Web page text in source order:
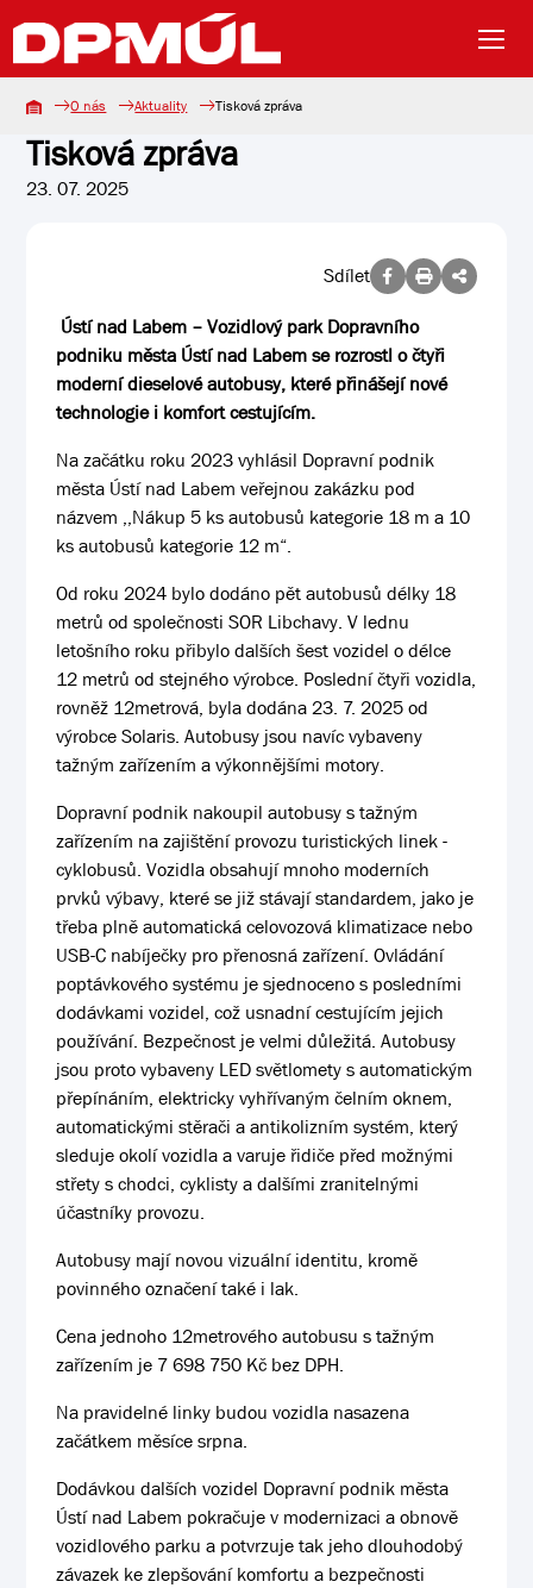
O nás Aktuality Tisková zpráva
Tisková zpráva
23. 07. 2025
Sdílet
Ústí nad Labem – Vozidlový park Dopravního
podniku města Ústí nad Labem se rozrostl o čtyři
moderní dieselové autobusy, které přinášejí nové
technologie i komfort cestujícím.
Na začátku roku 2023 vyhlásil Dopravní podnik
města Ústí nad Labem veřejnou zakázku pod
názvem ,,Nákup 5 ks autobusů kategorie 18 m a 10
ks autobusů kategorie 12 m“.
Od roku 2024 bylo dodáno pět autobusů délky 18
metrů od společnosti SOR Libchavy. V lednu
letošního roku přibylo dalších šest vozidel o délce
12 metrů od stejného výrobce. Poslední čtyři vozidla,
rovněž 12metrová, byla dodána 23. 7. 2025 od
výrobce Solaris. Autobusy jsou navíc vybaveny
tažným zařízením a výkonnějšími motory.
Dopravní podnik nakoupil autobusy s tažným
zařízením na zajištění provozu turistických linek -
cyklobusů. Vozidla obsahují mnoho moderních
prvků výbavy, které se již stávají standardem, jako je
třeba plně automatická celovozová klimatizace nebo
USB-C nabíječky pro přenosná zařízení. Ovládání
poptávkového systému je sjednoceno s posledními
dodávkami vozidel, což usnadní cestujícím jejich
používání. Bezpečnost je velmi důležitá. Autobusy
jsou proto vybaveny LED světlomety s automatickým
přepínáním, elektricky vyhřívaným čelním oknem,
automatickými stěrači a antikolizním systém, který
sleduje okolí vozidla a varuje řidiče před možnými
střety s chodci, cyklisty a dalšími zranitelnými
účastníky provozu.
Autobusy mají novou vizuální identitu, kromě
povinného označení také i lak.
Cena jednoho 12metrového autobusu s tažným
zařízením je 7 698 750 Kč bez DPH.
Na pravidelné linky budou vozidla nasazena
začátkem měsíce srpna.
Dodávkou dalších vozidel Dopravní podnik města
Ústí nad Labem pokračuje v modernizaci a obnově
vozidlového parku a potvrzuje tak jeho dlouhodobý
závazek ke zlepšování komfortu a bezpečnosti